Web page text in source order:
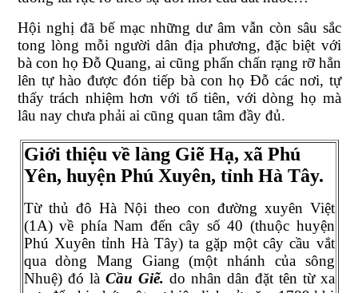
Hội nghị đã bế mạc những dư âm vẫn còn sâu sắc
tong lòng mỗi người dân địa phương, đặc biệt với
bà con họ Đỗ Quang, ai cũng phấn chấn rạng rỡ hẳn
lên tự hào được đón tiếp bà con họ Đỗ các nơi, tự
thấy trách nhiệm hơn với tổ tiên, với dòng họ mà
lâu nay chưa phải ai cũng quan tâm đầy đủ.
Giới thiệu về làng Giẽ Hạ, xã Phú
Yên, huyện Phú Xuyên, tỉnh Hà Tây.
Từ thủ đô Hà Nội theo con đường xuyên Việt
(1A) về phía Nam đến cây số 40 (thuộc huyện
Phú Xuyên tỉnh Hà Tây) ta gặp một cây cầu vắt
qua dòng Mang Giang (một nhánh của sông
Nhuệ) đó là Cầu Giẽ. do nhân dân đặt tên từ xa